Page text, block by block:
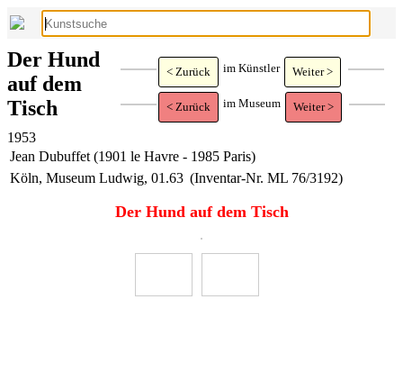
< Zurück im Künstler Weiter >
< Zurück im Museum Weiter >
Der Hund
auf dem
Tisch
1953
Jean Dubuffet (1901 le Havre - 1985 Paris)
Köln, Museum Ludwig, 01.63 (Inventar-Nr. ML 76/3192)
Der Hund auf dem Tisch